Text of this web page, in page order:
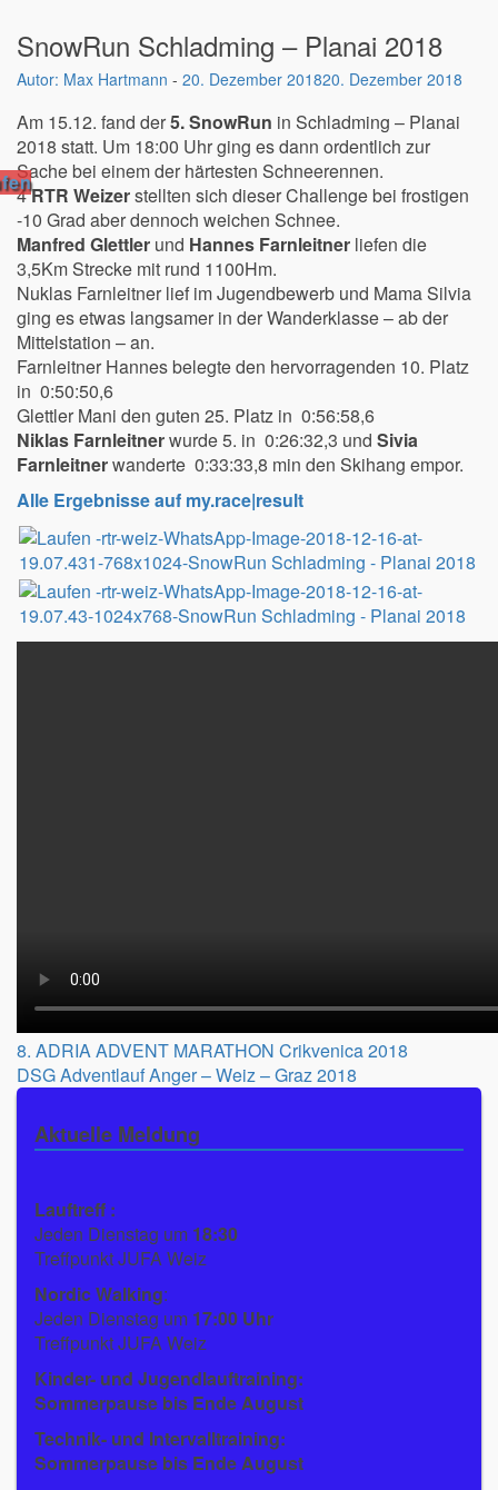
SnowRun Schladming – Planai 2018
Max Hartmann - 20. Dezember 201820. Dezember 2018
Am 15.12. fand der5. SnowRun in Schladming – Planai
2018 statt. Um 18:00 Uhr ging es dann ordentlich zur
Sache bei einem der härtesten Schneerennen.
4RTR Weizerstellten sich dieser Challenge bei frostigen
-10 Grad aber dennoch weichen Schnee.
Manfred Glettler und Hannes Farnleitner liefen die
3,5Km Strecke mit rund 1100Hm.
Nuklas Farnleitner lief im Jugendbewerb und Mama Silvia
ging es etwas langsamer in der Wanderklasse – ab der
Mittelstation – an.
Farnleitner Hannes belegte den hervorragenden 10. Platz
in 0:50:50,6
Glettler Mani den guten 25. Platz in 0:56:58,6
Niklas Farnleitnerwurde 5. in 0:26:32,3 und Sivia
Farnleitnerwanderte 0:33:33,8 min den Skihang empor.
Alle Ergebnisse auf my.race|result
Beitragsnavigation
8. ADRIA ADVENT MARATHON Crikvenica 2018
DSG Adventlauf Anger – Weiz – Graz 2018
Aktuelle Meldung
Lauftreff :
Jeden Dienstag um 18:30
Treffpunkt JUFA Weiz
Nordic Walking:
Jeden Dienstag um 17:00 Uhr
Treffpunkt JUFA Weiz
Kinder- und Jugendlauftraining:
Sommerpause bis Ende August
Technik- und Intervalltraining:
Sommerpause bis Ende August